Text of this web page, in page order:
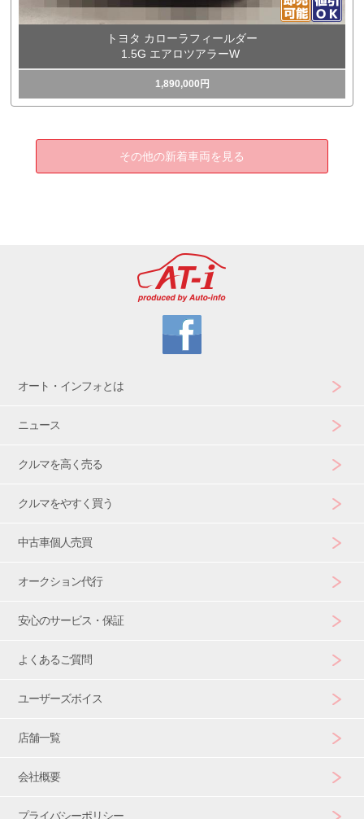
トヨタ カローラフィールダー
1.5G エアロツアラーW
1,890,000円
その他の新着車両を見る
オート・インフォとは
ニュース
クルマを高く売る
クルマをやすく買う
中古車個人売買
オークション代行
安心のサービス・保証
よくあるご質問
ユーザーズボイス
店舗一覧
会社概要
プライバシーポリシー